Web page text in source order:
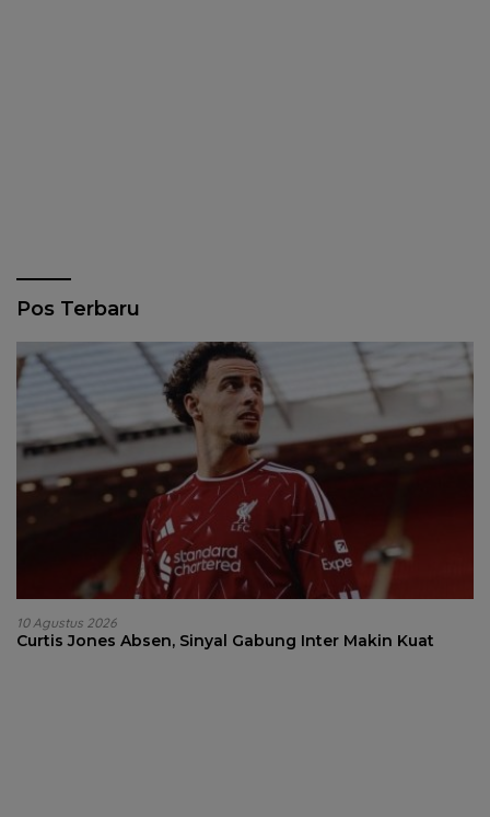
Pos Terbaru
10 Agustus 2026
Curtis Jones Absen, Sinyal Gabung Inter Makin Kuat